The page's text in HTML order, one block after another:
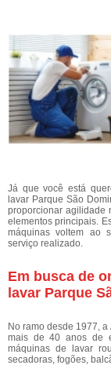
Já que você está
lavar Parque São
proporcionar agilidade
elementos principais.
máquinas voltem ao
serviço realizado.
Em busca de
lavar Parque
No ramo desde 1977,
mais de 40 anos de
máquinas de lavar
secadoras, fogões,